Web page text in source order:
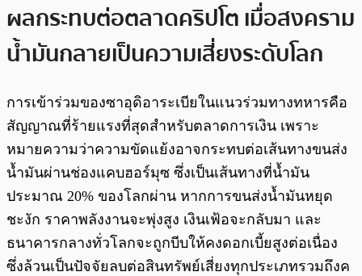
ผลกระทบต่อตลาดคริปโต เมื่อสงคราม
น้ำมันกลายเป็นความเสี่ยงระดับโลก
การเข้าร่วมของซาอุดิอาระเบียในแนวร่วมทางทหารคือ
สัญญาณที่ร้ายแรงที่สุดสำหรับตลาดการเงิน เพราะ
หมายความว่าความขัดแย้งอาจกระทบต่อเส้นทางขนส่ง
น้ำมันผ่านช่องแคบฮอร์มุซ ซึ่งเป็นเส้นทางที่น้ำมัน
ประมาณ 20% ของโลกผ่าน หากการขนส่งน้ำมันหยุด
ชะงัก ราคาพลังงานจะพุ่งสูง เงินเฟ้อจะกลับมา และ
ธนาคารกลางทั่วโลกจะถูกบีบให้คงดอกเบี้ยสูงต่อเนื่อง
ซึ่งล้วนเป็นปัจจัยลบต่อสินทรัพย์เสี่ยงทุกประเภทรวมถึงค